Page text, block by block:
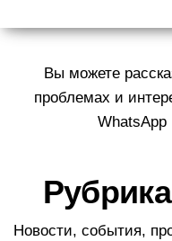
Вы можете
проблемах и
WhatsApp
Новости, события,